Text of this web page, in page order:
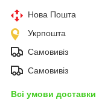
Нова Пошта
Укрпошта
Самовивіз
Самовивіз
Всі умови доставки